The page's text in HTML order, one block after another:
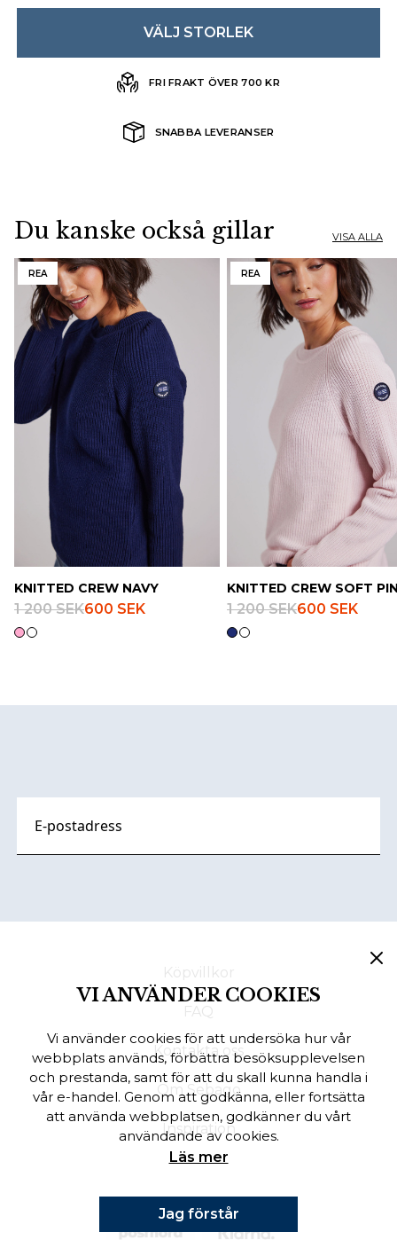
VÄLJ STORLEK
FRI FRAKT ÖVER 700 KR
SNABBA LEVERANSER
Du kanske också gillar VISA ALLA
REA
KNITTED CREW NAVY
1 200 SEK600 SEK
REA
KNITTED CREW SOFT
1 200 SEK600 SEK
Köpvillkor
FAQ
Kontakta oss
Om Sebago
Inspiration
VI ANVÄNDER COOKIES
Vi använder cookies för att undersöka hur vår
webbplats används, förbättra besöksupplevelsen
och prestanda, samt för att du skall kunna handla i
vår e-handel. Genom att godkänna, eller fortsätta
att använda webbplatsen, godkänner du vårt
användande av cookies.
Läs mer
Jag förstår